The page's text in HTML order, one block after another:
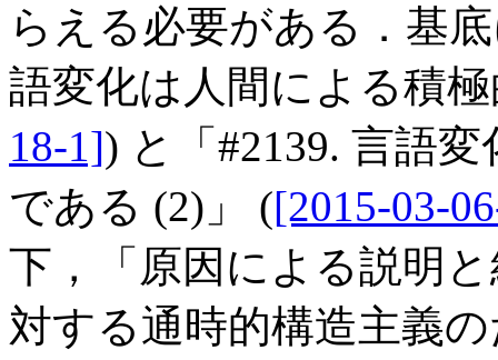
らえる必要がある．基
語変化は人間による積
18-1]) と「#2139. 言語
である (2)」 ([2015-03-
下，「原因による説明
対する通時的構造主義